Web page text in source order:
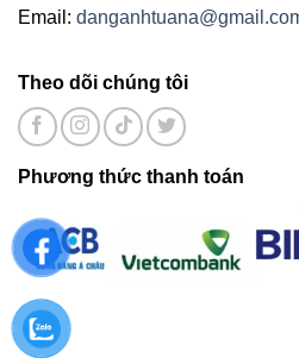
Email:
Theo dõi chúng tôi
Phương thức thanh toán